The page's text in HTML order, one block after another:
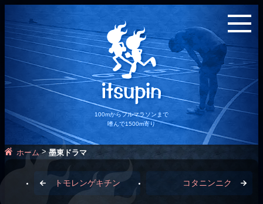
100mからフルマラソンまで
嗜んで1500m寄り
ホーム>墨東ドラマ
トモレンゲキチン コタニンニク